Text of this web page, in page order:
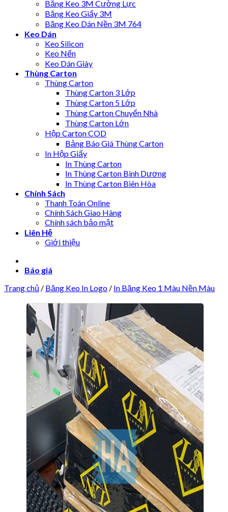
Băng Keo 3M Cường Lực
Băng Keo Giấy 3M
Băng Keo Dán Nền 3M 764
Keo Dán
Keo Silicon
Keo Nến
Keo Dán Giày
Thùng Carton
Thùng Carton
Thùng Carton 3 Lớp
Thùng Carton 5 Lớp
Thùng Carton Chuyển Nhà
Thùng Carton Lớn
Hộp Carton COD
Bảng Báo Giá Thùng Carton
In Hộp Giấy
In Thùng Carton
In Thùng Carton Bình Dương
In Thùng Carton Biên Hòa
Chính Sách
Thanh Toán Online
Chính Sách Giao Hàng
Chính sách bảo mật
Liên Hệ
Giới thiệu
Báo giá
Trang chủ / Băng Keo In Logo / In Băng Keo 1 Màu Nền Màu